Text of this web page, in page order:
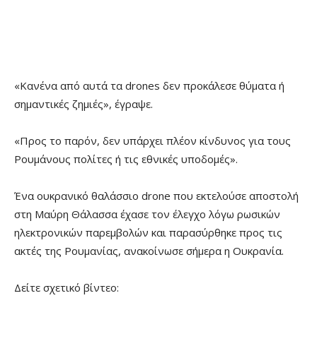
«Κανένα από αυτά τα drones δεν προκάλεσε θύματα ή
σημαντικές ζημιές», έγραψε.
«Προς το παρόν, δεν υπάρχει πλέον κίνδυνος για τους
Ρουμάνους πολίτες ή τις εθνικές υποδομές».
Ένα ουκρανικό θαλάσσιο drone που εκτελούσε αποστολή
στη Μαύρη Θάλασσα έχασε τον έλεγχο λόγω ρωσικών
ηλεκτρονικών παρεμβολών και παρασύρθηκε προς τις
ακτές της Ρουμανίας, ανακοίνωσε σήμερα η Ουκρανία.
Δείτε σχετικό βίντεο: